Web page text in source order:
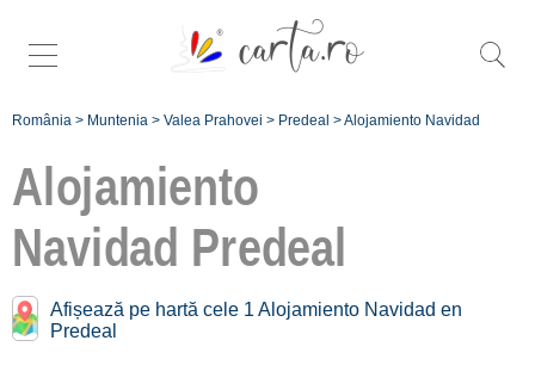
România > Muntenia > Valea Prahovei > Predeal >Alojamiento Navidad
Alojamiento
Navidad Predeal
Afișează pe hartă cele 1 Alojamiento Navidad en
Predeal
Navidad cerca de
Bușteni